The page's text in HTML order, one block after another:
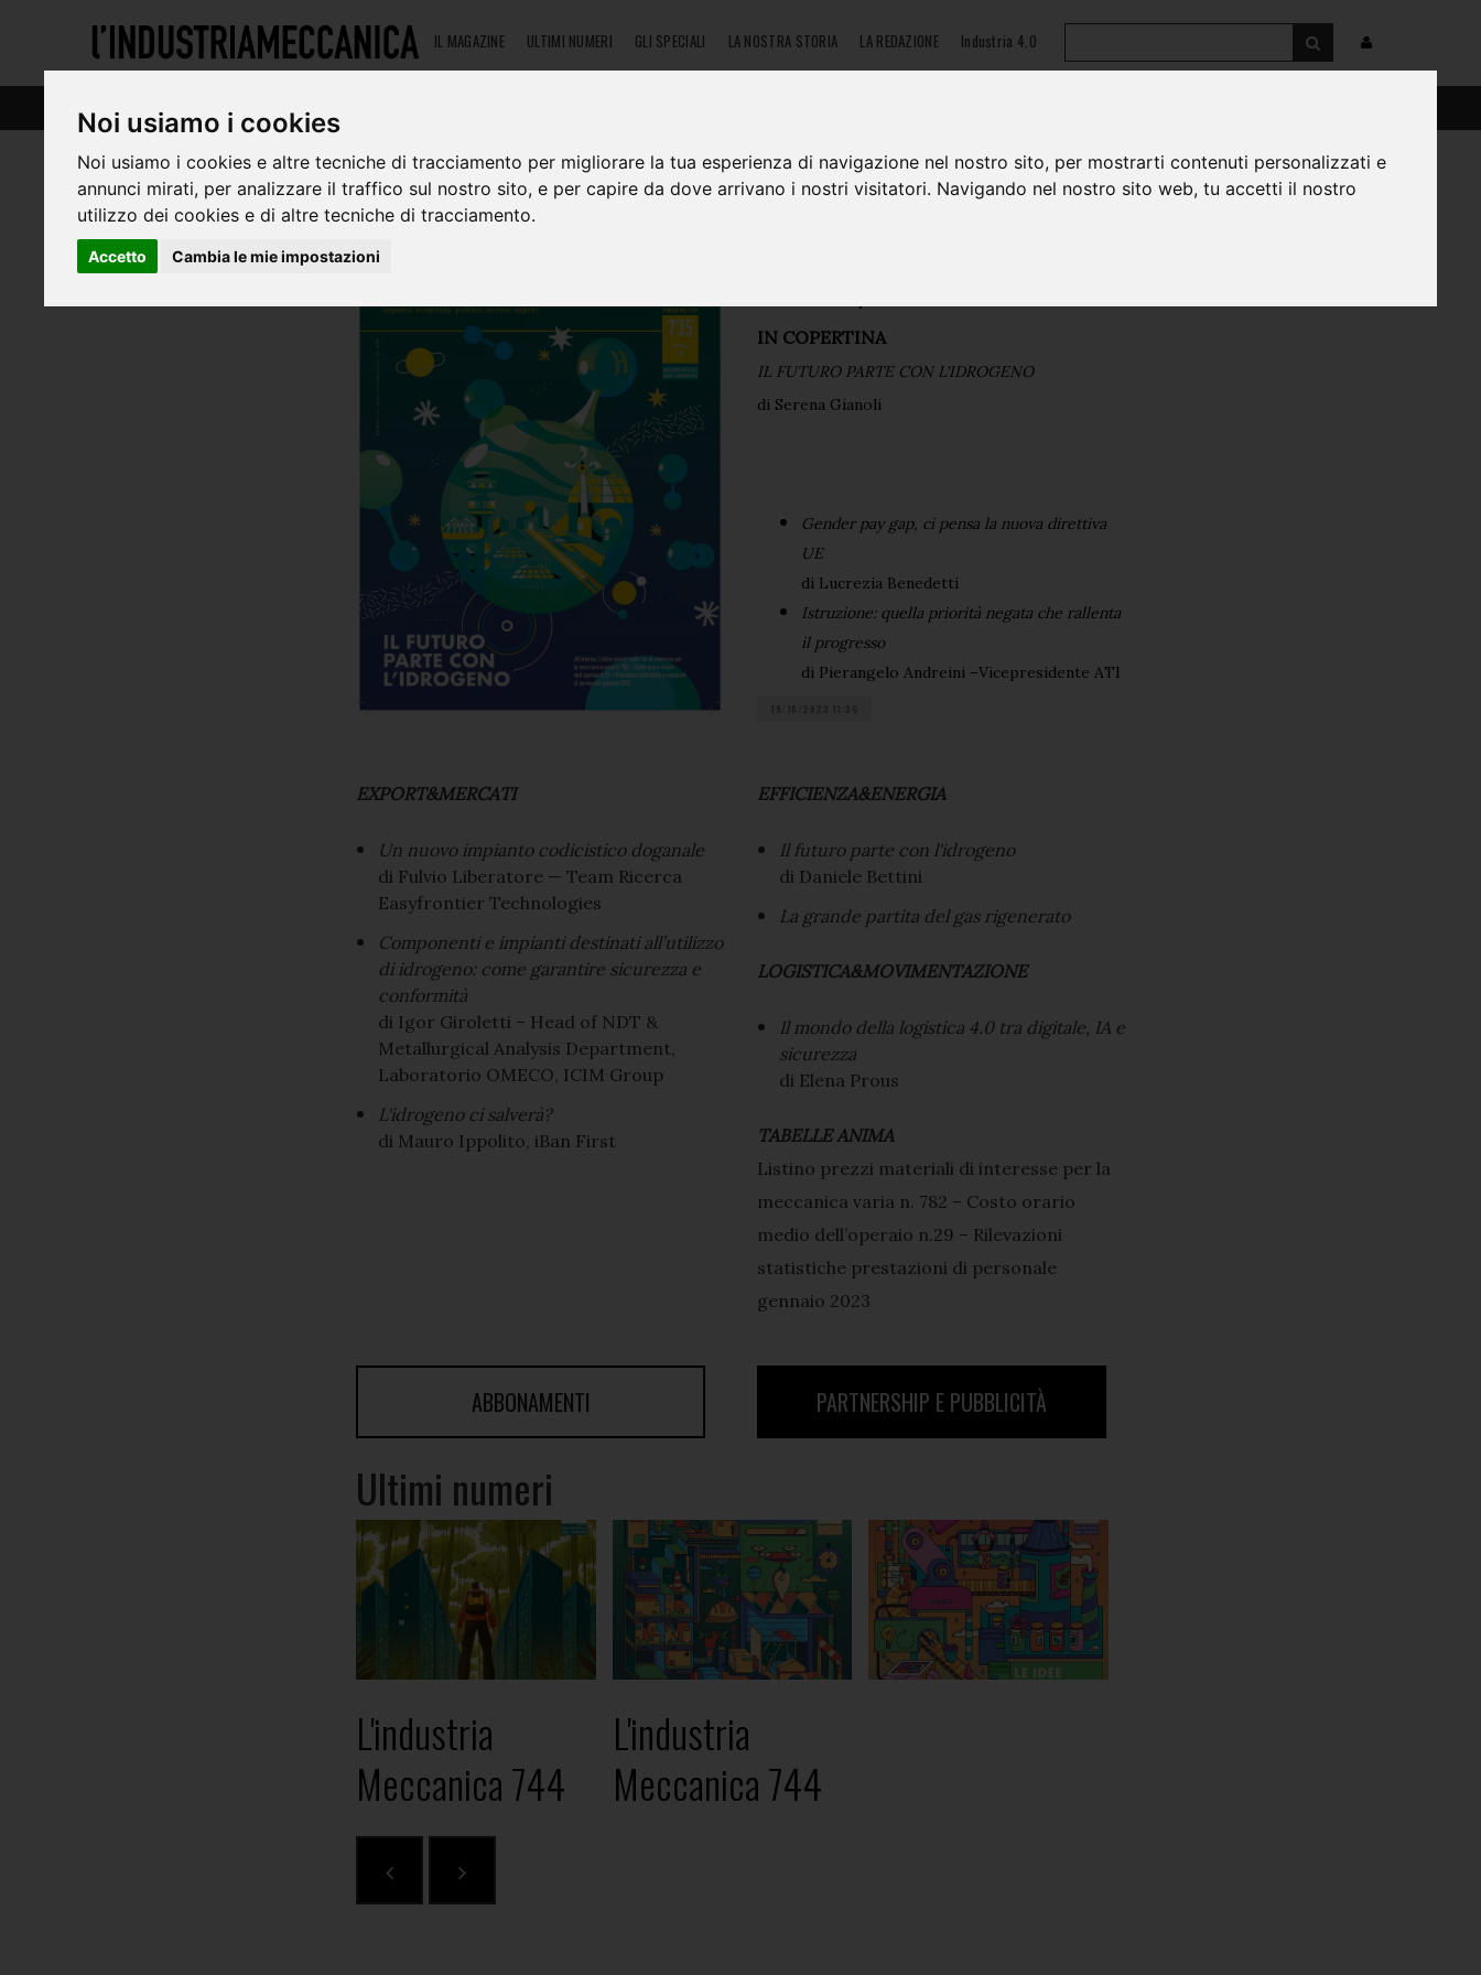
Noi usiamo i cookies
Noi usiamo i cookies e altre tecniche di tracciamento per migliorare la tua esperienza di navigazione nel nostro sito, per mostrarti contenuti personalizzati e
annunci mirati, per analizzare il traffico sul nostro sito, e per capire da dove arrivano i nostri visitatori. Navigando nel nostro sito web, tu accetti il nostro
utilizzo dei cookies e di altre tecniche di tracciamento.
Accetto Cambia le mie impostazioni
IL MAGAZINE ULTIMI NUMERI GLI SPECIALI LA NOSTRA STORIA LA REDAZIONE Industria 4.0
Automazione & Produzione
IN COPERTINA
IL FUTURO PARTE CON L'IDROGENO
di Serena Gianoli
Gender pay gap, ci pensa la nuova direttiva
UE
di Lucrezia Benedetti
Istruzione: quella priorità negata che rallenta
il progresso
di Pierangelo Andreini –Vicepresidente ATI
EXPORT&MERCATI
Un nuovo impianto codicistico doganale
di Fulvio Liberatore — Team Ricerca
Easyfrontier Technologies
Componenti e impianti destinati all’utilizzo
di idrogeno: come garantire sicurezza e
conformità
di Igor Giroletti – Head of NDT &
Metallurgical Analysis Department,
Laboratorio OMECO, ICIM Group
L'idrogeno ci salverà?
di Mauro Ippolito, iBan First
EFFICIENZA&ENERGIA
Il futuro parte con l'idrogeno
di Daniele Bettini
La grande partita del gas rigenerato
LOGISTICA&MOVIMENTAZIONE
Il mondo della logistica 4.0 tra digitale, IA e
sicurezza
di Elena Prous
TABELLE ANIMA
Listino prezzi materiali di interesse per la
meccanica varia n. 782 – Costo orario
medio dell’operaio n.29 – Rilevazioni
statistiche prestazioni di personale
gennaio 2023
ABBONAMENTI PARTNERSHIP E PUBBLICITÀ
Ultimi numeri
L'industria
Meccanica 744
L'industria
Meccanica 744